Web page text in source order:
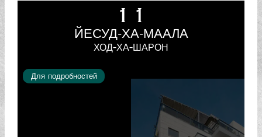
11
ЙЕСУД-ХА-МААЛА
ХОД-ХА-ШАРОН
Для подробностей